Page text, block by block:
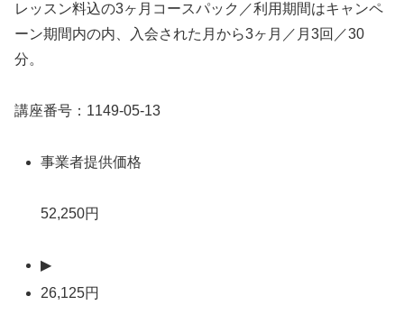
レッスン料込の3ヶ月コースパック／利用期間はキャンペ
ーン期間内の内、入会された月から3ヶ月／月3回／30
分。
講座番号：1149-05-13
事業者提供価格
52,250円
▶
26,125円